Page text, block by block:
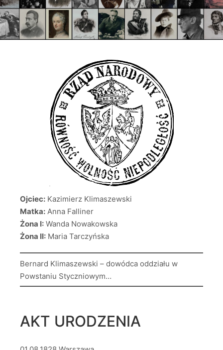
Ojciec: Kazimierz Klimaszewski
Matka: Anna Falliner
Żona I: Wanda Nowakowska
Żona II: Maria Tarczyńska
Bernard Klimaszewski – dowódca oddziału w
Powstaniu Styczniowym…
AKT URODZENIA